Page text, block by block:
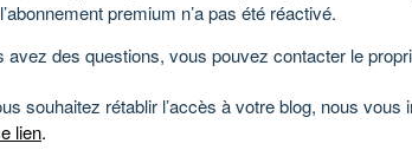
premium n’a pas été réactivé.
avez des questions, vous pouvez contacter le
souhaitez rétablir l’accès à votre blog, nous vous
lien.